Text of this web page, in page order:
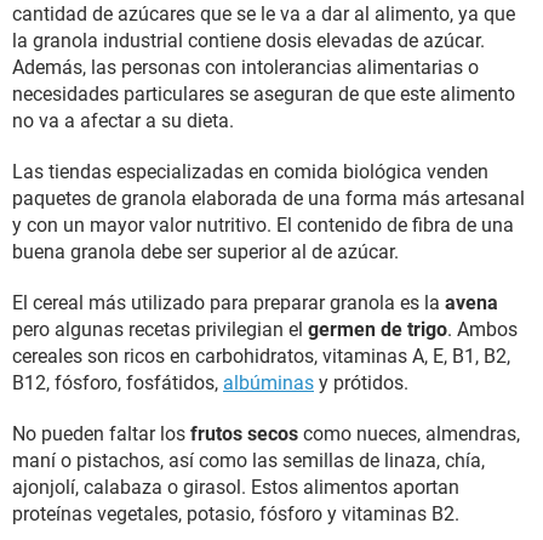
cantidad de azúcares que se le va a dar al alimento, ya que
la granola industrial contiene dosis elevadas de azúcar.
Además, las personas con intolerancias alimentarias o
necesidades particulares se aseguran de que este alimento
no va a afectar a su dieta.
Las tiendas especializadas en comida biológica venden
paquetes de granola elaborada de una forma más artesanal
y con un mayor valor nutritivo. El contenido de fibra de una
buena granola debe ser superior al de azúcar.
El cereal más utilizado para preparar granola es la avena
pero algunas recetas privilegian el germen de trigo. Ambos
cereales son ricos en carbohidratos, vitaminas A, E, B1, B2,
B12, fósforo, fosfátidos, albúminas y prótidos.
No pueden faltar los frutos secos como nueces, almendras,
maní o pistachos, así como las semillas de linaza, chía,
ajonjolí, calabaza o girasol. Estos alimentos aportan
proteínas vegetales, potasio, fósforo y vitaminas B2.